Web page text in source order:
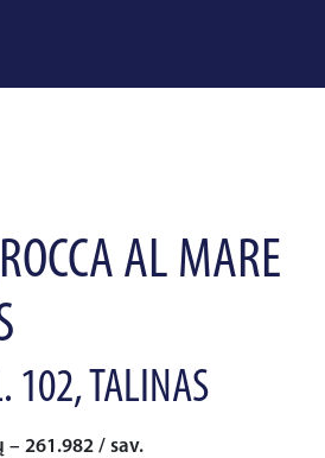
AL MARE
102, TALINAS
261.982 / sav.